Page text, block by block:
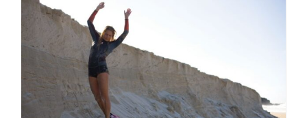
5 MEJORES PELICULAS DE SURF
Noticias de Surf Noticias Surf Surf Trips